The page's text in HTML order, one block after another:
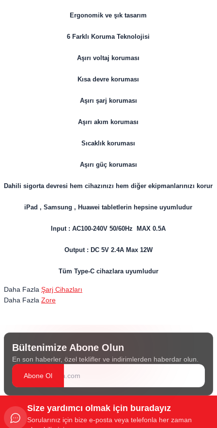
Ergonomik ve şık tasarım
6 Farklı Koruma Teknolojisi
Aşırı voltaj koruması
Kısa devre koruması
Aşırı şarj koruması
Aşırı akım koruması
Sıcaklık koruması
Aşırı güç koruması
Dahili sigorta devresi hem cihazınızı hem diğer ekipmanlarınızı korur
iPad , Samsung , Huawei tabletlerin hepsine uyumludur
Input : AC100-240V 50/60Hz MAX 0.5A
Output : DC 5V 2.4A Max 12W
Tüm Type-C cihazlara uyumludur
Daha Fazla Şarj Cihazları
Daha Fazla Zore
Bültenimize Abone Olun
En son haberler, özel teklifler ve indirimlerden haberdar olun.
Abone Ol
Size yardımcı olmak için buradayız
Sorularınız için bize e-posta veya telefonla her zaman